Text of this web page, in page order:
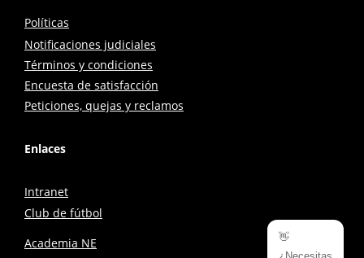
Políticas
Notificaciones judiciales
Términos y condiciones
Encuesta de satisfacción
Peticiones, quejas y reclamos
Enlaces
Intranet
Club de fútbol
Academia NE
👋